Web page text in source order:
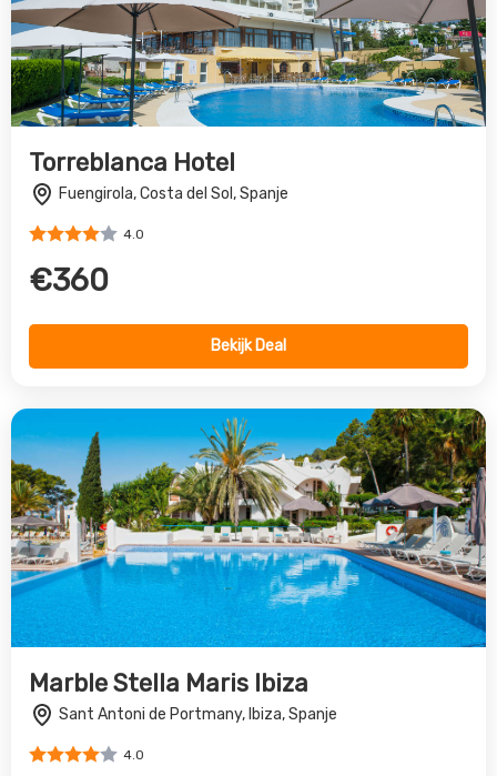
Torreblanca Hotel
Fuengirola, Costa del Sol, Spanje
4.0
€360
Bekijk Deal
Marble Stella Maris Ibiza
Sant Antoni de Portmany, Ibiza, Spanje
4.0